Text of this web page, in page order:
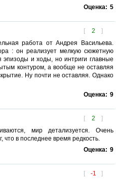
Оценка: 5
[ 2 ]
работа от Андрея Васильева.
: он реализует мелкую сюжетную
эпизоды и ходы, но интриги главные
контуром, а вообще не оставляя
Ну почти не оставляя. Однако
Оценка: 9
[ 2 ]
мир детализуется. Очень
что в последнее время редкость.
Оценка: 9
[ -1 ]